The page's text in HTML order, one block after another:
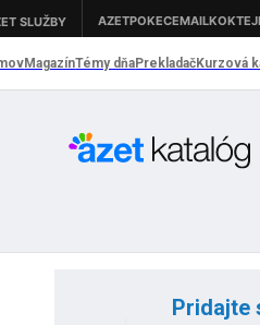
Pridajte